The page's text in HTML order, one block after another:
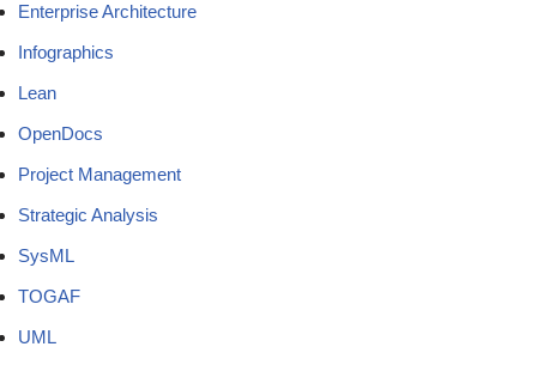
Enterprise Architecture
Infographics
Lean
OpenDocs
Project Management
Strategic Analysis
SysML
TOGAF
UML